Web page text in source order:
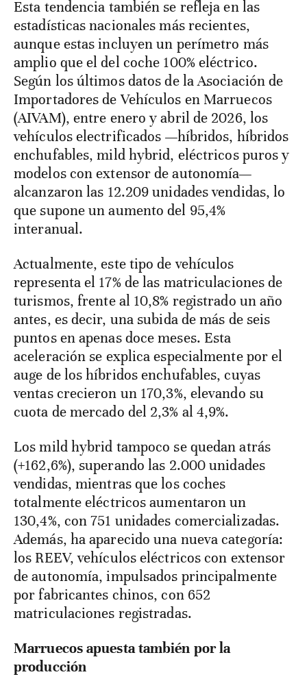
Esta tendencia también se refleja en las
estadísticas nacionales más recientes,
aunque estas incluyen un perímetro más
amplio que el del coche 100% eléctrico.
Según los últimos datos de la Asociación de
Importadores de Vehículos en Marruecos
(AIVAM), entre enero y abril de 2026, los
vehículos electrificados —híbridos, híbridos
enchufables, mild hybrid, eléctricos puros y
modelos con extensor de autonomía—
alcanzaron las 12.209 unidades vendidas, lo
que supone un aumento del 95,4%
interanual.
Actualmente, este tipo de vehículos
representa el 17% de las matriculaciones de
turismos, frente al 10,8% registrado un año
antes, es decir, una subida de más de seis
puntos en apenas doce meses. Esta
aceleración se explica especialmente por el
auge de los híbridos enchufables, cuyas
ventas crecieron un 170,3%, elevando su
cuota de mercado del 2,3% al 4,9%.
Los mild hybrid tampoco se quedan atrás
(+162,6%), superando las 2.000 unidades
vendidas, mientras que los coches
totalmente eléctricos aumentaron un
130,4%, con 751 unidades comercializadas.
Además, ha aparecido una nueva categoría:
los REEV, vehículos eléctricos con extensor
de autonomía, impulsados principalmente
por fabricantes chinos, con 652
matriculaciones registradas.
Marruecos apuesta también por la
producción